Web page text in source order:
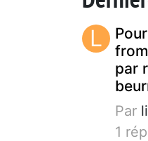
L
par
Par
1